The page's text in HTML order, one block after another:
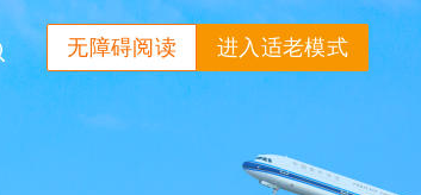
进入适老模式
无障碍阅读